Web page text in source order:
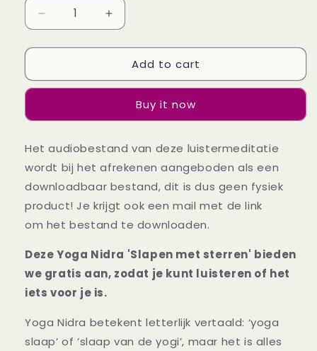
Decrease
quantity
for
Yoga
Slapen
sterren
Increase
quantity
for
Gratis
Yoga
luistermeditatie:
Slapen
sterren
Add to cart
Buy it now
Het audiobestand van deze luistermeditatie
wordt bij het afrekenen aangeboden als een
downloadbaar bestand, dit is dus geen fysiek
product! Je krijgt ook een mail met de link
om het bestand te downloaden.
Deze Yoga Nidra 'Slapen met sterren' bieden
we gratis aan, zodat je kunt luisteren of het
iets voor je is.
Yoga Nidra betekent letterlijk vertaald: ‘yoga
slaap’ of ’slaap van de yogi’, maar het is alles